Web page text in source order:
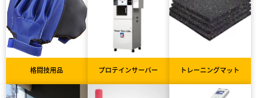
格闘技用品 プロテインサーバー トレーニングマット